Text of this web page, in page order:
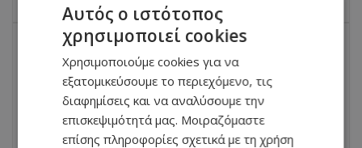
ΕΠΌΜΕΝΟ ΆΡΘΡΟ
Video: Συναγερμός για το δηλητηριώδες
ψάρι που κρύβεται στην άμμο - Τα
συμπτώματα που προκαλεί
03.06.2026 - 15:20
Αυτός ο ιστότοπος
χρησιμοποιεί cookies
Χρησιμοποιούμε cookies για να
εξατομικεύσουμε το περιεχόμενο, τις
διαφημίσεις και να αναλύσουμε την
επισκεψιμότητά μας. Μοιραζόμαστε
επίσης πληροφορίες σχετικά με τη χρήση